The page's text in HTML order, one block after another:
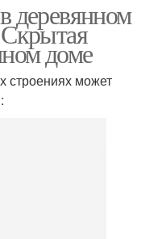
деревянном
доме
строениях может